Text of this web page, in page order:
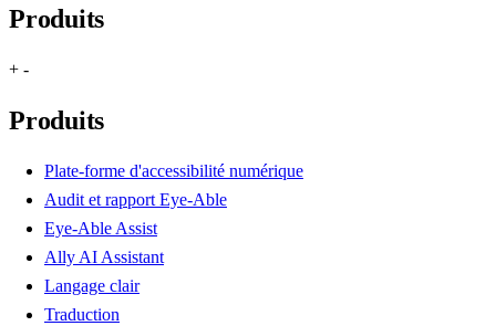
Produits
+ -
Produits
Plate-forme d'accessibilité numérique
Audit et rapport Eye-Able
Eye-Able Assist
Ally AI Assistant
Langage clair
Traduction